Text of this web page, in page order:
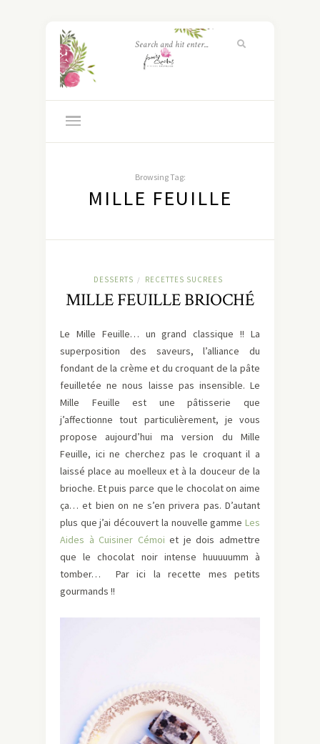
Browsing Tag:
MILLE FEUILLE
DESSERTS / RECETTES SUCREES
MILLE FEUILLE BRIOCHÉ
Le Mille Feuille… un grand classique !! La
superposition des saveurs, l’alliance du
fondant de la crème et du croquant de la pâte
feuilletée ne nous laisse pas insensible. Le
Mille Feuille est une pâtisserie que
j’affectionne tout particulièrement, je vous
propose aujourd’hui ma version du Mille
Feuille, ici ne cherchez pas le croquant il a
laissé place au moelleux et à la douceur de la
brioche. Et puis parce que le chocolat on aime
ça… et bien on ne s’en privera pas. D’autant
plus que j’ai découvert la nouvelle gamme Les
Aides à Cuisiner Cémoi et je dois admettre
que le chocolat noir intense huuuuumm à
tomber… Par ici la recette mes petits
gourmands !!